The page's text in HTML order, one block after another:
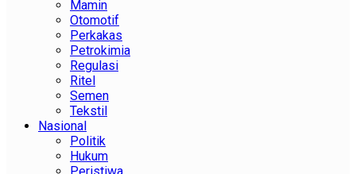
Mamin
Otomotif
Perkakas
Petrokimia
Regulasi
Ritel
Semen
Tekstil
Nasional
Politik
Hukum